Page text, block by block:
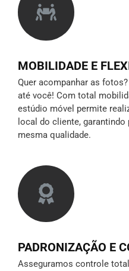
MOBILIDADE E
Quer acompanhar as
até você! Com total
estúdio móvel permite
local do cliente,
mesma qualidade.
PADRONIZAÇÃO E
Asseguramos controle